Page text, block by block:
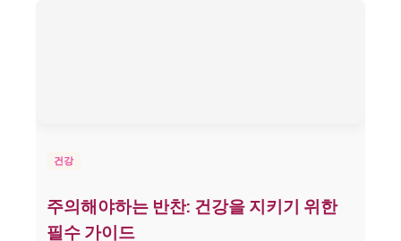
건강
주의해야하는 반찬: 건강을 지키기 위한
필수 가이드